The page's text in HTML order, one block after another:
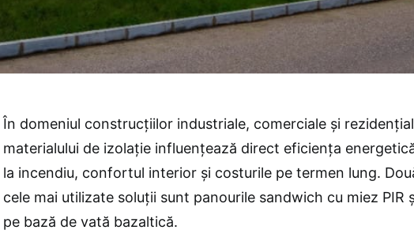
În domeniul construcțiilor industriale, comerciale și
materialului de izolație influențează direct eficiența
la incendiu, confortul interior și costurile pe termen lung.
cele mai utilizate soluții sunt panourile sandwich cu miez PIR
pe bază de vată bazaltică.